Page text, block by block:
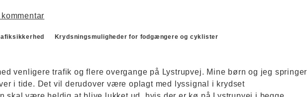
Krydsningsmuligheder for fodgængere og cyklister
venligere trafik og flere overgange på Lystrupvej. Mine børn og jeg springer
i tide. Det vil derudover være oplagt med lyssignal i krydset